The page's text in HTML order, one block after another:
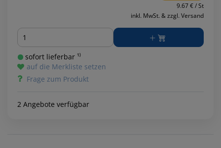
9.67 € / St
inkl. MwSt. & zzgl. Versand
Menge
sofort lieferbar ¹⁾
auf die Merkliste setzen
Frage zum Produkt
2 Angebote verfügbar